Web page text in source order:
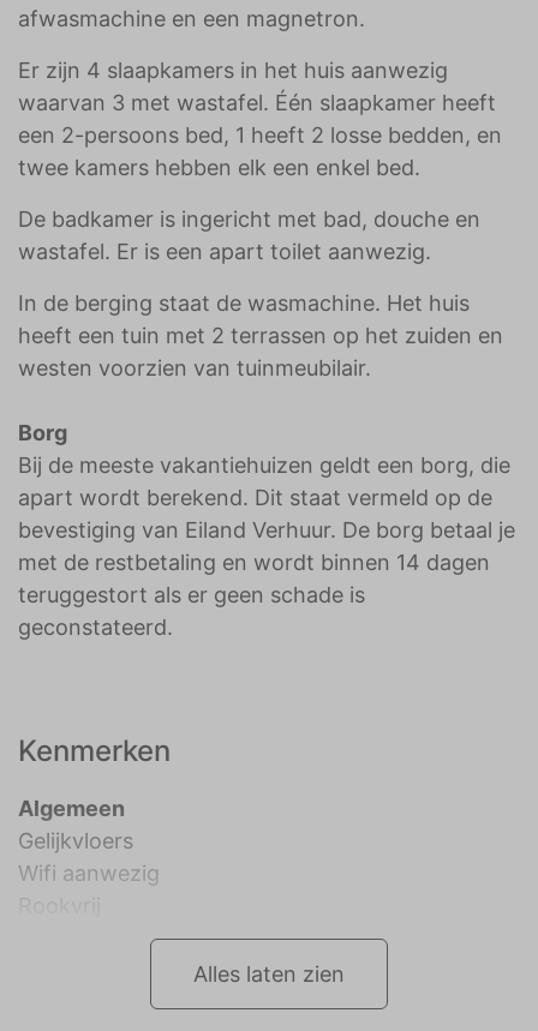
afwasmachine en een magnetron.
Er zijn 4 slaapkamers in het huis aanwezig
waarvan 3 met wastafel. Één slaapkamer heeft
een 2-persoons bed, 1 heeft 2 losse bedden, en
twee kamers hebben elk een enkel bed.
De badkamer is ingericht met bad, douche en
wastafel. Er is een apart toilet aanwezig.
In de berging staat de wasmachine. Het huis
heeft een tuin met 2 terrassen op het zuiden en
westen voorzien van tuinmeubilair.
Borg
Bij de meeste vakantiehuizen geldt een borg, die
apart wordt berekend. Dit staat vermeld op de
bevestiging van Eiland Verhuur. De borg betaal je
met de restbetaling en wordt binnen 14 dagen
teruggestort als er geen schade is
geconstateerd.
Kenmerken
Algemeen
Gelijkvloers
Wifi aanwezig
Alles laten zien